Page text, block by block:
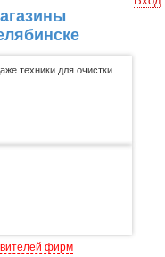
техники для очистки
фирм